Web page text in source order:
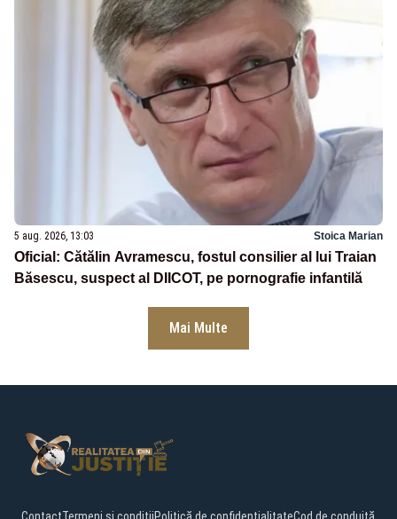
5 aug. 2026, 13:03 Stoica Marian
Oficial: Cătălin Avramescu, fostul consilier al lui Traian
Băsescu, suspect al DIICOT, pe pornografie infantilă
Mai Multe